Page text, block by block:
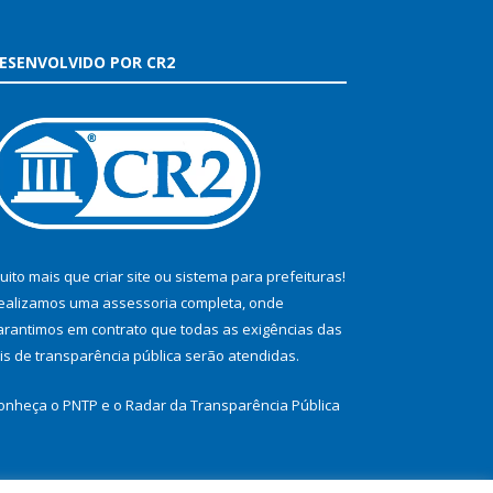
POR CR2
mais que criar site ou sistema para prefeituras!
uma assessoria completa, onde
em contrato que todas as exigências das
de transparência pública serão atendidas.
o PNTP e o Radar da Transparência Pública